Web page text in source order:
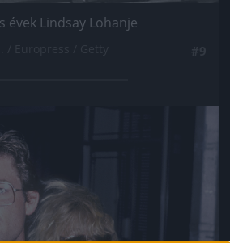
évek Lindsay Lohanje
még kép!